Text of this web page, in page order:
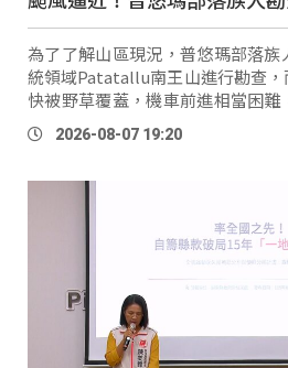
為了了解山區現況，普悠瑪部落
統領域Patatallu南王山進行勘查
快被野草覆蓋，機車前進相當困難
理，上山的道路幾乎無法通行。 普悠瑪部落長老會長 賴光
輝：「我們小時候這 …
2026-08-07 19:20